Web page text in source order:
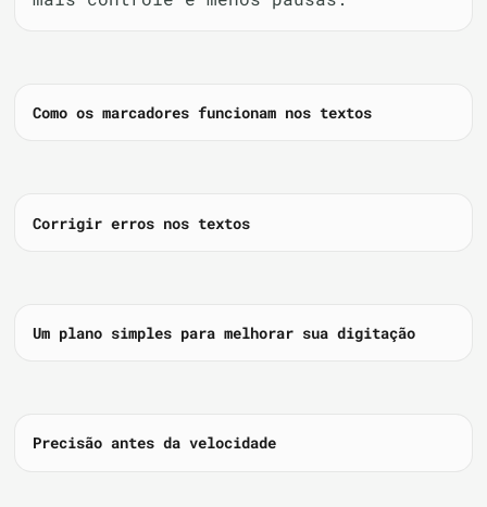
Como os marcadores funcionam nos textos
Corrigir erros nos textos
Um plano simples para melhorar sua digitação
Precisão antes da velocidade